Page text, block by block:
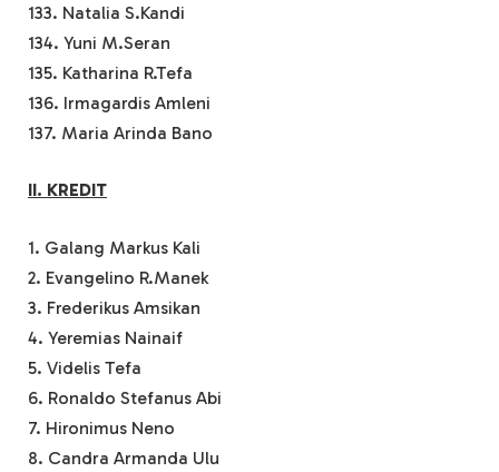
133. Natalia S.Kandi
134. Yuni M.Seran
135. Katharina R.Tefa
136. Irmagardis Amleni
137. Maria Arinda Bano
II. KREDIT
1. Galang Markus Kali
2. Evangelino R.Manek
3. Frederikus Amsikan
4. Yeremias Nainaif
5. Videlis Tefa
6. Ronaldo Stefanus Abi
7. Hironimus Neno
8. Candra Armanda Ulu